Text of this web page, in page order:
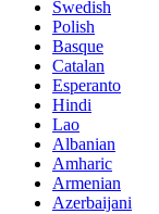
Swedish
Polish
Basque
Catalan
Esperanto
Hindi
Lao
Albanian
Amharic
Armenian
Azerbaijani